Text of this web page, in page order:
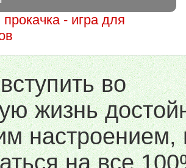
- игра для
во
жизнь
настроением,
на все